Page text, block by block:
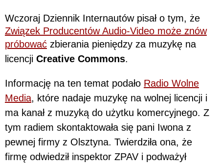
Wczoraj Dziennik Internautów pisał o tym, że
Związek Producentów Audio-Video może znów
próbować zbierania pieniędzy za muzykę na
licencji Creative Commons.
Informację na ten temat podało Radio Wolne
Media, które nadaje muzykę na wolnej licencji i
ma kanał z muzyką do użytku komercyjnego. Z
tym radiem skontaktowała się pani Iwona z
pewnej firmy z Olsztyna. Twierdziła ona, że
firmę odwiedził inspektor ZPAV i podważył